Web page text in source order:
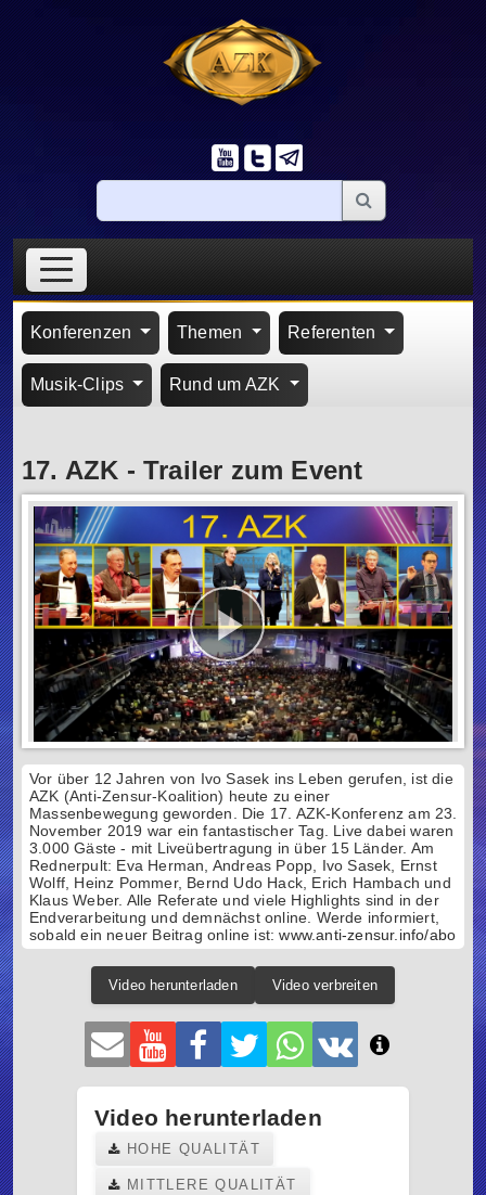
Konferenzen Themen Referenten
Musik-Clips Rund um AZK
17. AZK - Trailer zum Event
Vor über 12 Jahren von Ivo Sasek ins Leben gerufen, ist die
AZK (Anti-Zensur-Koalition) heute zu einer
Massenbewegung geworden. Die 17. AZK-Konferenz am 23.
November 2019 war ein fantastischer Tag. Live dabei waren
3.000 Gäste - mit Liveübertragung in über 15 Länder. Am
Rednerpult: Eva Herman, Andreas Popp, Ivo Sasek, Ernst
Wolff, Heinz Pommer, Bernd Udo Hack, Erich Hambach und
Klaus Weber. Alle Referate und viele Highlights sind in der
Endverarbeitung und demnächst online. Werde informiert,
sobald ein neuer Beitrag online ist:www.anti-zensur.info/abo
Video herunterladen Video verbreiten
Video herunterladen
HOHE QUALITÄT
MITTLERE QUALITÄT